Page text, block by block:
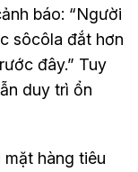
báo: “Người
sôcôla đắt hơn
đây.” Tuy
duy trì ổn
hàng tiêu